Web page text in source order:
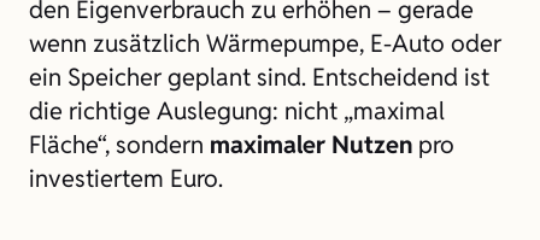
den Eigenverbrauch zu erhöhen – gerade
wenn zusätzlich Wärmepumpe, E-Auto oder
ein Speicher geplant sind. Entscheidend ist
die richtige Auslegung: nicht „maximal
Fläche“, sondern maximaler Nutzen pro
investiertem Euro.